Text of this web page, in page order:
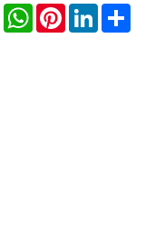
X WhatsApp
Pinterest
LinkedIn
Share